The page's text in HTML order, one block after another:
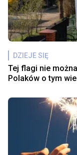
DZIEJE SIĘ
Tej flagi nie
Polaków o tym wie